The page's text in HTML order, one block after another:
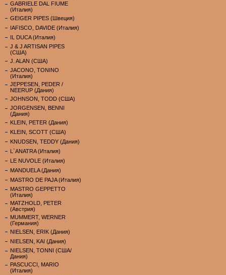
GABRIELE DAL FIUME
(Италия)
GEIGER PIPES (Швеция)
IAFISCO, DAVIDE (Италия)
IL DUCA (Италия)
J & J ARTISAN PIPES
(США)
J. ALAN (США)
JACONO, TONINO
(Италия)
JEPPESEN, PEDER /
NEERUP (Дания)
JOHNSON, TODD (США)
JORGENSEN, BENNI
(Дания)
KLEIN, PETER (Дания)
KLEIN, SCOTT (США)
KNUDSEN, TEDDY (Дания)
L`ANATRA (Италия)
LE NUVOLE (Италия)
MANDUELA (Дания)
MASTRO DE PAJA (Италия)
MASTRO GEPPETTO
(Италия)
MATZHOLD, PETER
(Австрия)
MUMMERT, WERNER
(Германия)
NIELSEN, ERIK (Дания)
NIELSEN, KAI (Дания)
NIELSEN, TONNI (США/
Дания)
PASCUCCI, MARIO
(Италия)